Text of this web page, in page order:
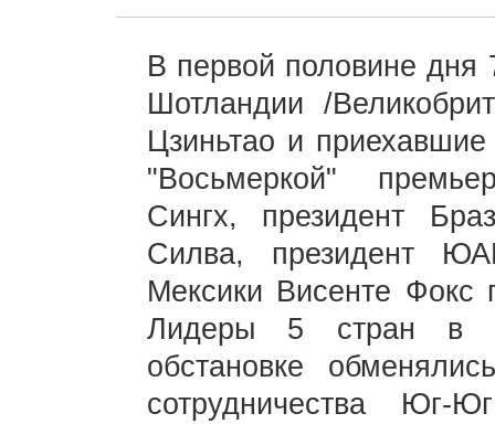
В первой половине дня
Шотландии /
Цзиньтао и
"Восьмеркой"
Сингх, президент
Силва, президент
Мексики Висенте Фокс
Лидеры 5 стран в
обстановке
сотрудничества Юг-